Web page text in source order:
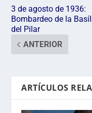
3 de agosto de 1936:
Bombardeo de la
del Pilar
ANTERIOR
ARTÍCULOS